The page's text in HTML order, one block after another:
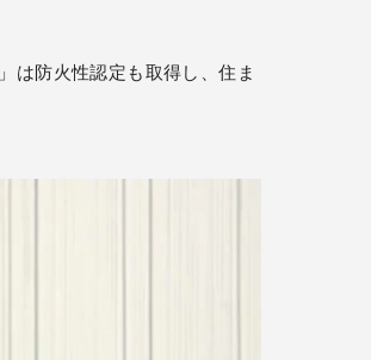
は防火性認定も取得し、住ま